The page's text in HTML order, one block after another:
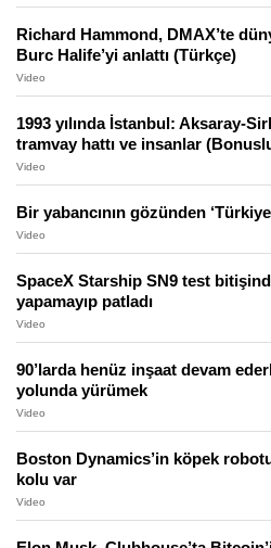
Richard Hammond, DMAX’te
Burc Halife’yi anlattı (Türkçe)
Video
1993 yılında İstanbul: Aksaray-
tramvay hattı ve insanlar
Video
Bir yabancının gözünden
Video
SpaceX Starship SN9 test
yapamayıp patladı
Video
90’larda henüz inşaat devam
yolunda yürümek
Video
Boston Dynamics’in köpek
kolu var
Video